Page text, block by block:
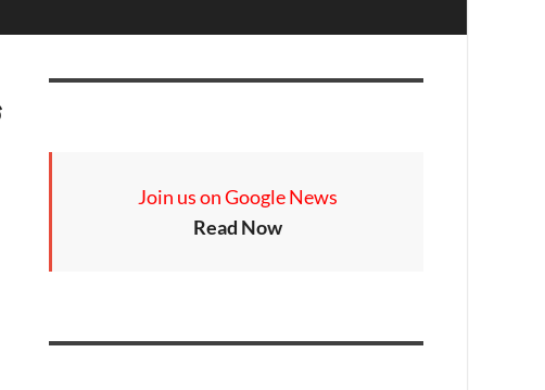
Join us on Google News
Read Now